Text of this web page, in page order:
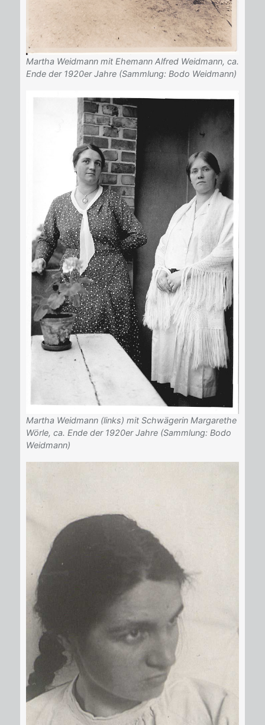
Martha Weidmann mit Ehemann Alfred Weidmann, ca.
Ende der 1920er Jahre (Sammlung: Bodo Weidmann)
Martha Weidmann (links) mit Schwägerin Margarethe
Wörle, ca. Ende der 1920er Jahre (Sammlung: Bodo
Weidmann)